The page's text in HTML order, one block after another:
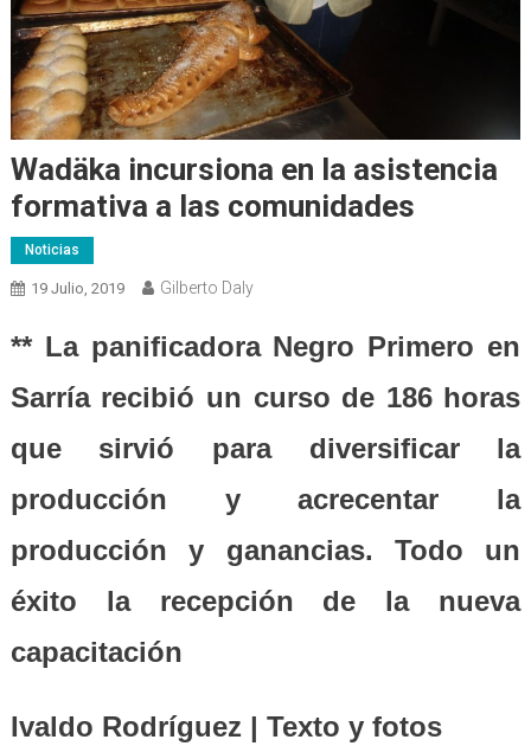
Wadäka incursiona en la asistencia
formativa a las comunidades
Noticias
19 Julio, 2019 Gilberto Daly
** La panificadora Negro Primero en
Sarría recibió un curso de 186 horas
que sirvió para diversificar la
producción y acrecentar la
producción y ganancias. Todo un
éxito la recepción de la nueva
capacitación
Ivaldo Rodríguez | Texto y fotos